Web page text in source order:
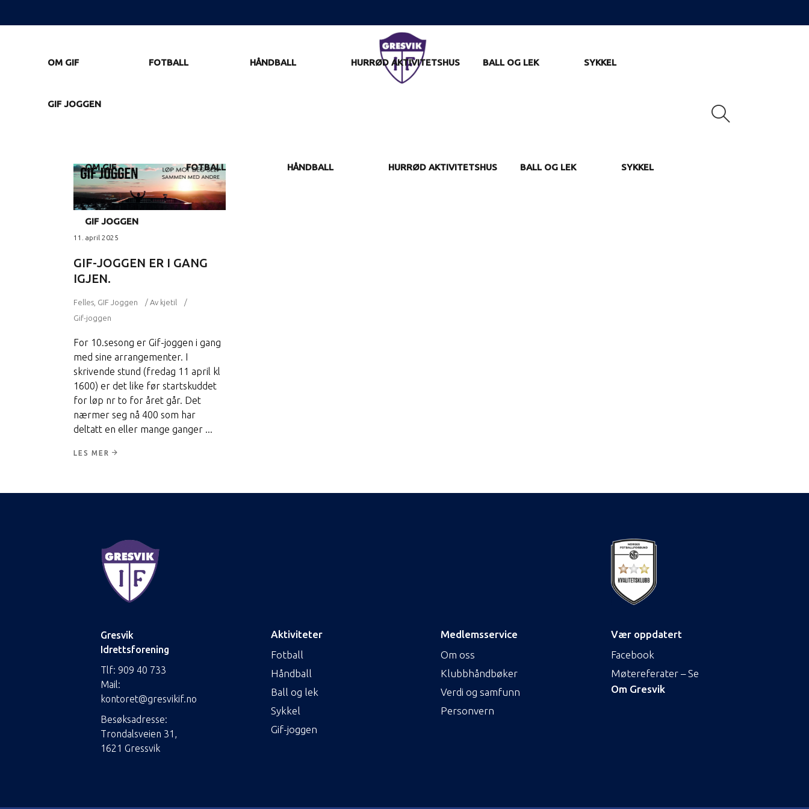
OM GIF FOTBALL HÅNDBALL HURRØD AKTIVITETSHUS BALL OG LEK SYKKEL
GIF JOGGEN
OM GIF FOTBALL HÅNDBALL HURRØD AKTIVITETSHUS BALL OG LEK SYKKEL
GIF JOGGEN
11. april 2025
GIF-JOGGEN ER I GANG
IGJEN.
Felles GIF Joggen Av kjetil
Gif-joggen
For 10.sesong er Gif-joggen i gang
med sine arrangementer. I
skrivende stund (fredag 11 april kl
1600) er det like før startskuddet
for løp nr to for året går. Det
nærmer seg nå 400 som har
deltatt en eller mange ganger
LES MER
Gresvik
Idrettsforening
Tlf: 909 40 733
Mail:
kontoret@gresvikif.no
Besøksadresse:
Trondalsveien 31,
1621 Gressvik
Aktiviteter
Fotball
Håndball
Ball og lek
Sykkel
Gif-joggen
Medlemsservice
Om oss
Klubbhåndbøker
Verdi og samfunn
Personvern
Vær oppdatert
Facebook
Møtereferater – Se
Om Gresvik